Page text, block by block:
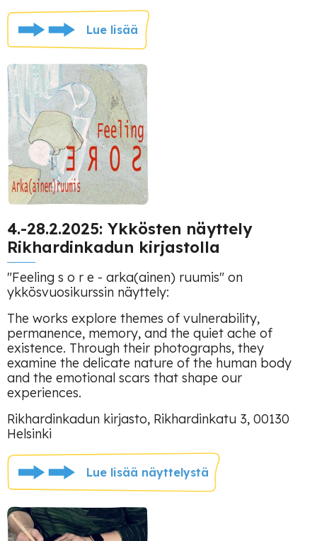
Lue lisää
4.-28.2.2025: Ykkösten näyttely
Rikhardinkadun kirjastolla
"Feeling s o r e - arka(ainen) ruumis" on
ykkösvuosikurssin näyttely:
The works explore themes of vulnerability,
permanence, memory, and the quiet ache of
existence. Through their photographs, they
examine the delicate nature of the human body
and the emotional scars that shape our
experiences.
Rikhardinkadun kirjasto, Rikhardinkatu 3, 00130
Helsinki
Lue lisää näyttelystä